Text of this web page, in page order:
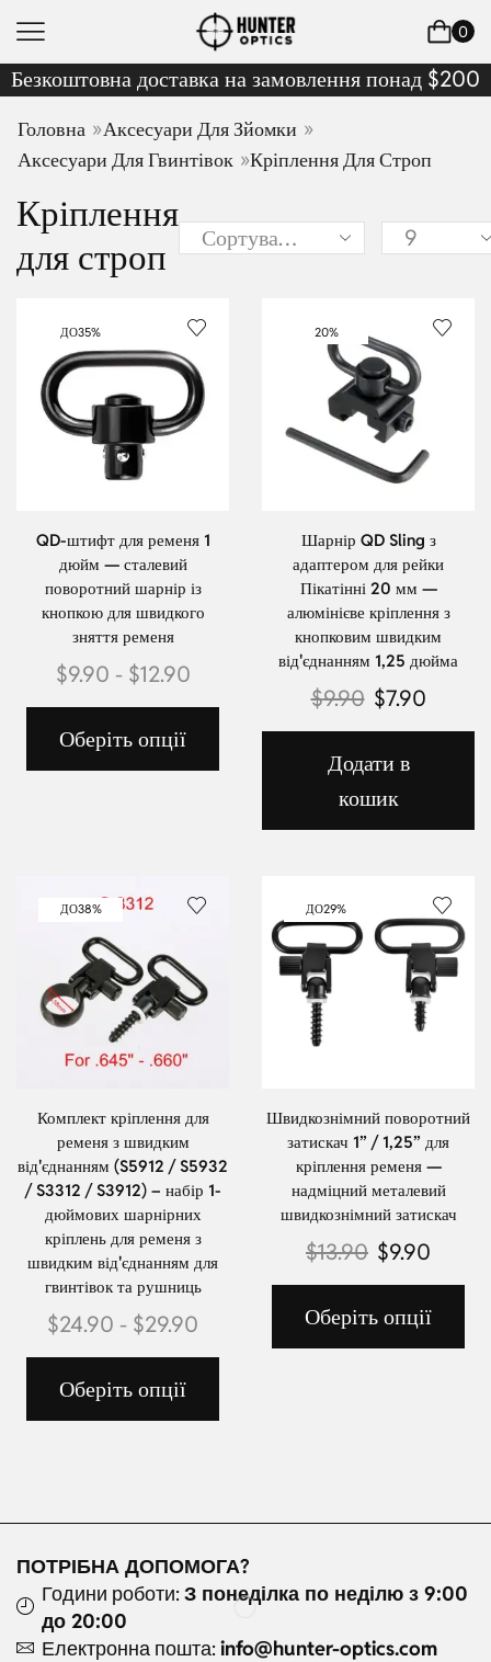
0
Безкоштовна доставка на замовлення понад $200
Головна »Аксесуари Для Зйомки »
Аксесуари Для Гвинтівок »Кріплення Для Строп
Кріплення
для строп
ДО35%
QD-штифт для ременя 1
дюйм — сталевий
поворотний шарнір із
кнопкою для швидкого
зняття ременя
$9.90 - $12.90
Оберіть опції
20%
Шарнір QD Sling з
адаптером для рейки
Пікатінні 20 мм —
алюмінієве кріплення з
кнопковим швидким
від'єднанням 1,25 дюйма
$9.90 $7.90
Додати в
кошик
ДО38%
Комплект кріплення для
ременя з швидким
від'єднанням (S5912 / S5932
/ S3312 / S3912) – набір 1-
дюймових шарнірних
кріплень для ременя з
швидким від'єднанням для
гвинтівок та рушниць
$24.90 - $29.90
Оберіть опції
ДО29%
Швидкознімний поворотний
затискач 1” / 1,25” для
кріплення ременя —
надміцний металевий
швидкознімний затискач
$13.90 $9.90
Оберіть опції
ПОТРІБНА ДОПОМОГА?
Години роботи: З понеділка по неділю з 9:00
до 20:00
Електронна пошта: info@hunter-optics.com